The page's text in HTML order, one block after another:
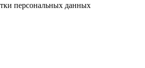
персональных данных